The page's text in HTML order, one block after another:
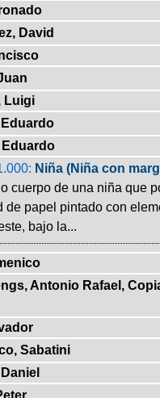
David
Luigi
Niña (Niña con
cuerpo de una niña que
de papel pintado con
bajo la...
Antonio Rafael,
Sabatini